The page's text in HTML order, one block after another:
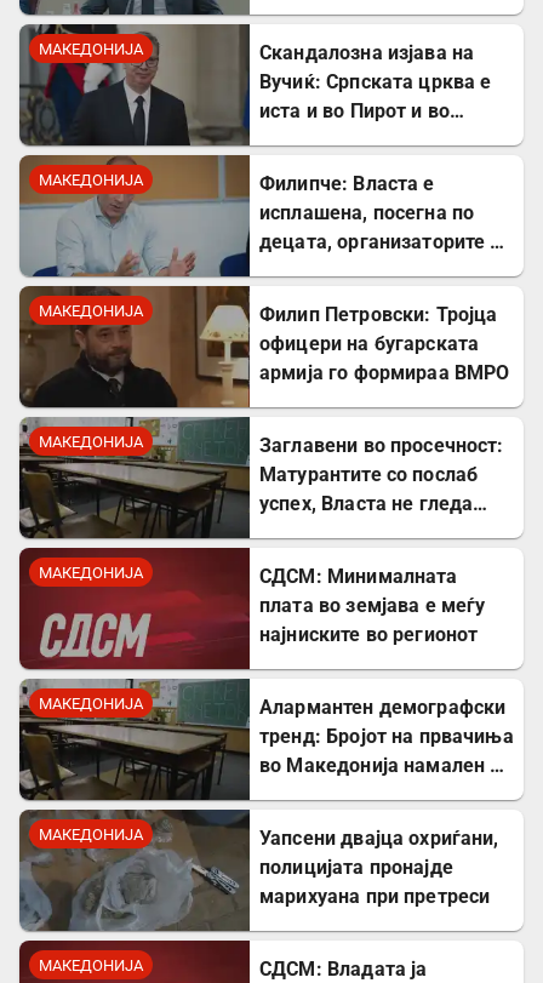
МАКЕДОНИЈА
Скандалозна изјава на
Вучиќ: Српската црква е
иста и во Пирот и во
МАКЕДОНИЈА
Филипче: Власта е
исплашена, посегна по
децата, организаторите и
МАКЕДОНИЈА
Филип Петровски: Тројца
офицери на бугарската
армија го формираа ВМРО
МАКЕДОНИЈА
Заглавени во просечност:
Матурантите со послаб
успех, Власта не гледа
МАКЕДОНИЈА
СДСМ: Минималната
плата во земјава е меѓу
најниските во регионот
МАКЕДОНИЈА
Алармантен демографски
тренд: Бројот на првачиња
во Македонија намален за
МАКЕДОНИЈА
Уапсени двајца охриѓани,
полицијата пронајде
марихуана при претреси
МАКЕДОНИЈА СДСМ: Владата ја